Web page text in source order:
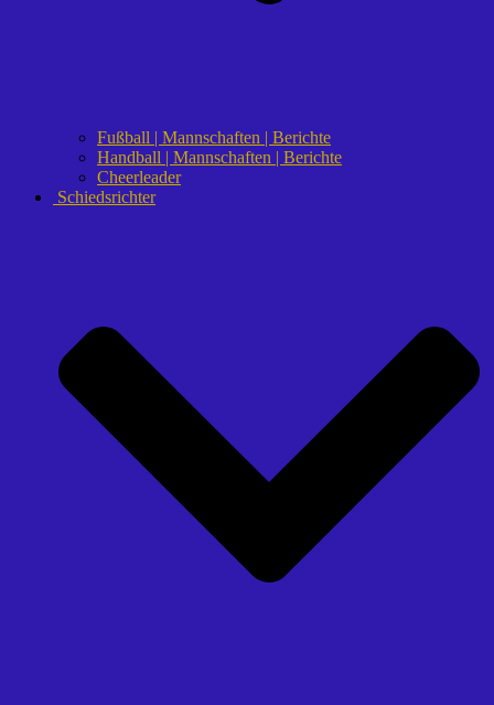
Fußball | Mannschaften | Berichte
Handball | Mannschaften | Berichte
Cheerleader
Schiedsrichter